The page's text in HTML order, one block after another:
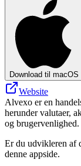
Download til macOS
Website
Alvexo er en
herunder valutaer,
og brugervenlighed.
Er du udvikleren af
denne appside.